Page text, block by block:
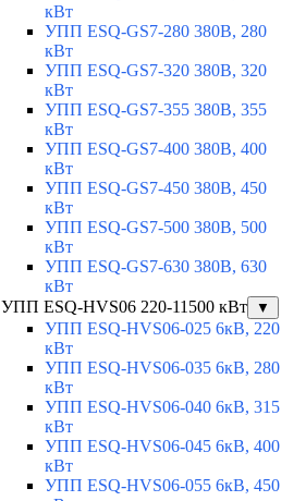
кВт
УПП ESQ-GS7-280 380В, 280
кВт
УПП ESQ-GS7-320 380В, 320
кВт
УПП ESQ-GS7-355 380В, 355
кВт
УПП ESQ-GS7-400 380В, 400
кВт
УПП ESQ-GS7-450 380В, 450
кВт
УПП ESQ-GS7-500 380В, 500
кВт
УПП ESQ-GS7-630 380В, 630
кВт
УПП ESQ-HVS06 220-11500 кВт
▼
УПП ESQ-HVS06-025 6кВ, 220
кВт
УПП ESQ-HVS06-035 6кВ, 280
кВт
УПП ESQ-HVS06-040 6кВ, 315
кВт
УПП ESQ-HVS06-045 6кВ, 400
кВт
УПП ESQ-HVS06-055 6кВ, 450